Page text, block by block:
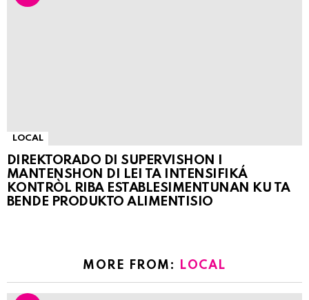
LOCAL
DIREKTORADO DI SUPERVISHON I
MANTENSHON DI LEI TA INTENSIFIKÁ
KONTRÒL RIBA ESTABLESIMENTUNAN KU TA
BENDE PRODUKTO ALIMENTISIO
MORE FROM: LOCAL